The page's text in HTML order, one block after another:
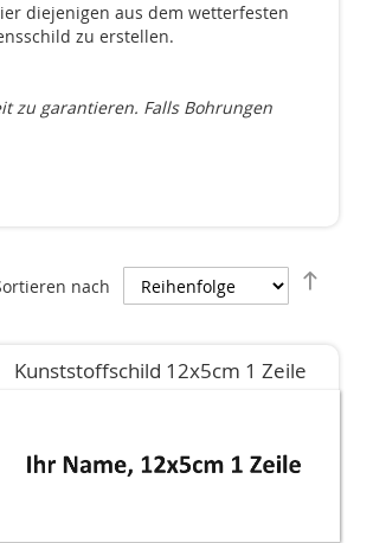
diejenigen aus dem wetterfesten
zu erstellen.
zu garantieren. Falls Bohrungen
nach
Kunststoffschild 12x5cm 1 Zeile